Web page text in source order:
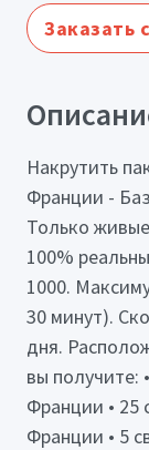
Заказать
Накрутить
Франции -
Только
100%
1000.
30 минут).
дня.
вы получите:
Франции • 25
Франции • 5